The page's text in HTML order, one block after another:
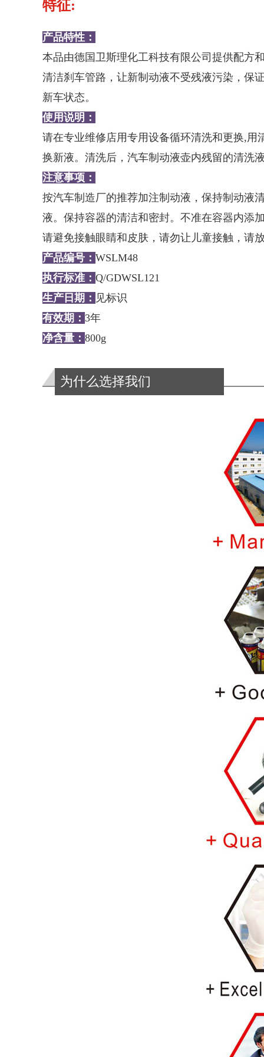
特征:
产品特性：
本品由德国卫斯理化工科技有限公司提供配方
清洁刹车管路，让新制动液不受残液污染，保
新车状态。
使用说明：
请在专业维修店用专用设备循环清洗和更换,
换新液。清洗后，汽车制动液壶内残留的清洗
注意事项：
按汽车制造厂的推荐加注制动液，保持制动液
液。保持容器的清洁和密封。不准在容器内添
请避免接触眼睛和皮肤，请勿让儿童接触，请
产品编号： WSLM48
执行标准： Q/GDWSL121
生产日期： 见标识
有效期： 3年
净含量： 800g
为什么选择我们